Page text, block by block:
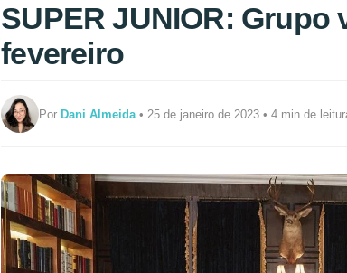
SUPER JUNIOR: Grupo
fevereiro
PorDani Almeida • 25 de janeiro de 2023 • 4 min de